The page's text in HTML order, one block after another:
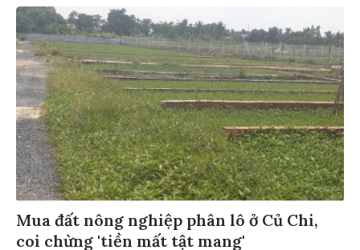
Mua đất nông nghiệp phân lô ở Củ Chi,
coi chừng 'tiền mất tật mang'